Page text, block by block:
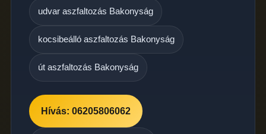
udvar aszfaltozás Bakonyság
kocsibeálló aszfaltozás Bakonyság
út aszfaltozás Bakonyság
Hívás: 06205806062